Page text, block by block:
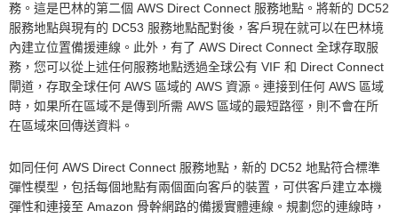
務。這是巴林的第二個 AWS Direct Connect 服務地點。將新的 DC52
服務地點與現有的 DC53 服務地點配對後，客戶現在就可以在巴林境
內建立位置備援連線。此外，有了 AWS Direct Connect 全球存取服
務，您可以從上述任何服務地點透過全球公有 VIF 和 Direct Connect
閘道，存取全球任何 AWS 區域的 AWS 資源。連接到任何 AWS 區域
時，如果所在區域不是傳到所需 AWS 區域的最短路徑，則不會在所
在區域來回傳送資料。
如同任何 AWS Direct Connect 服務地點，新的 DC52 地點符合標準
彈性模型，包括每個地點有兩個面向客戶的裝置，可供客戶建立本機
彈性和連接至 Amazon 骨幹網路的備援實體連線。規劃您的連線時，